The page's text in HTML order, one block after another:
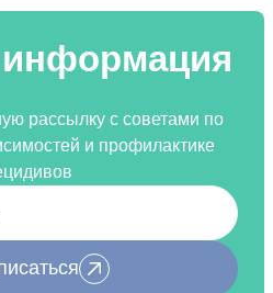
рассылку с советами по
и профилактике